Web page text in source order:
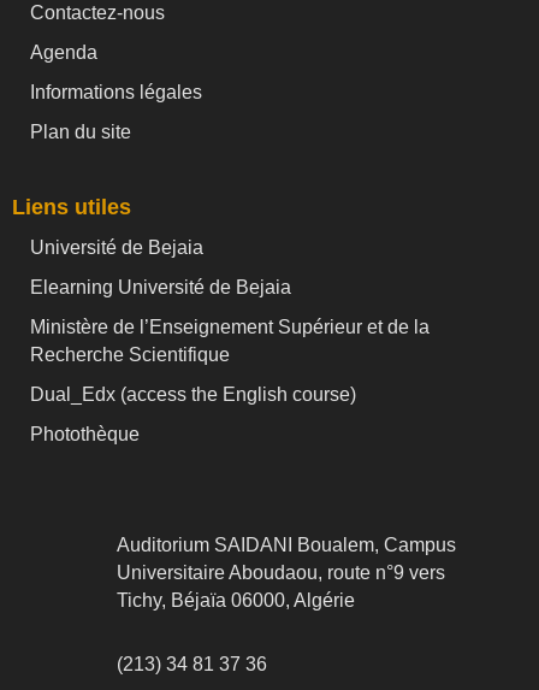
Contactez-nous
Agenda
Informations légales
Plan du site
Liens utiles
Université de Bejaia
Elearning Université de Bejaia
Ministère de l’Enseignement Supérieur et de la
Recherche Scientifique
Dual_Edx (access the English course)
Photothèque
Auditorium SAIDANI Boualem, Campus
Universitaire Aboudaou, route n°9 vers
Tichy, Béjaïa 06000, Algérie
(213) 34 81 37 36